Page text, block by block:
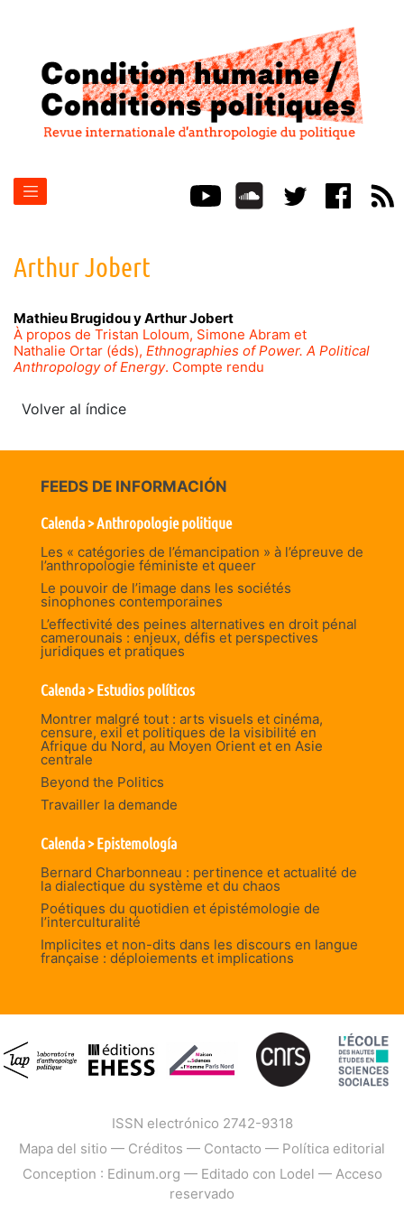
ArthurJobert
Mathieu BrugidouyArthurJobert
À propos de Tristan Loloum, Simone Abram et
Nathalie Ortar (éds), Ethnographies of Power. A Political
Anthropology of Energy. Compte rendu
Volver al índice
FEEDS DE INFORMACIÓN
Calenda > Anthropologie politique
Les « catégories de l’émancipation » à l’épreuve de
l’anthropologie féministe et queer
Le pouvoir de l’image dans les sociétés
sinophones contemporaines
L’effectivité des peines alternatives en droit pénal
camerounais : enjeux, défis et perspectives
juridiques et pratiques
Calenda > Estudios políticos
Montrer malgré tout : arts visuels et cinéma,
censure, exil et politiques de la visibilité en
Afrique du Nord, au Moyen Orient et en Asie
centrale
Beyond the Politics
Travailler la demande
Calenda > Epistemología
Bernard Charbonneau : pertinence et actualité de
la dialectique du système et du chaos
Poétiques du quotidien et épistémologie de
l’interculturalité
Implicites et non-dits dans les discours en langue
française : déploiements et implications
ISSN electrónico 2742-9318
Mapa del sitio — Créditos — Contacto — Política editorial
Conception : Edinum.org — Editado con Lodel — Acceso
reservado